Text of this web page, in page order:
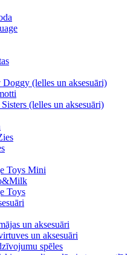
(lelles un aksesuāri)
(lelles un aksesuāri)
Toys Mini
Toys
un aksesuāri
un aksesuāri
spēles